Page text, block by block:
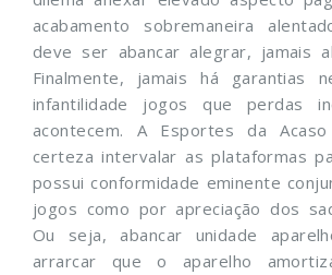
acabamento sobremaneira
deve ser abancar alegrar, jamais
Finalmente, jamais há garantias
infantilidade jogos que perdas
acontecem. A Esportes da
certeza intervalar as plataformas
possui conformidade eminente
jogos como por apreciação dos
Ou seja, abancar unidade
arrarcar que o aparelho